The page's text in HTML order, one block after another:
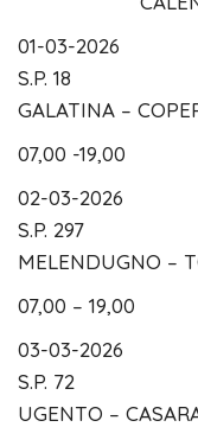
01-03-2026
S.P. 18
GALATINA –
07,00 -19,00
02-03-2026
S.P. 297
MELENDUGNO –
07,00 – 19,00
03-03-2026
S.P. 72
UGENTO –